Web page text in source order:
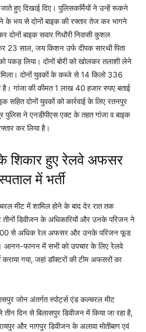
हुए दिखाई दिए। पुलिसकर्मियों ने उन्हें रूकने
के भय से दोनों बाइक की रफ्तार तेज कर भागने
दोनों बाइक सवार गिधौरी निवासी कुशल
23 साल, जय किशन उर्फ दीपक सारथी पिता
पकड़ लिया। दोनों बोरी को खोलकर तलाशी लेने
दोनों युवकों के कब्जे से 14 किलो 336
है। गांजा की कीमत 1 लाख 40 हजार रुपए बताई
सहित दोनों युवकों को कार्रवाई के लिए रतनपुर
पुलिस ने एनडीपीएस एक्ट के तहत गांजा व बाइक
कर लिया है।
शिकार हुए रेलवे अफसर
में भर्ती
मीट में शामिल होने के बाद देर रात तक
तीनों डिवीजन के अधिकारियों और उनके परिजन ने
से अधिक रेल अफसर और उनके परिजन फूड
आनन-फानन में सभी को उपचार के लिए रेलवे
कराया गया, जहां डॉक्टरों की टीम अफसरों का
जोन अंतर्गत स्पोर्ट्स एंड कल्चरल मीट
दिन से बिलासपुर डिवीजन में किया जा रहा है,
और नागपुर डिवीजन के अलावा मोतीबाग एवं